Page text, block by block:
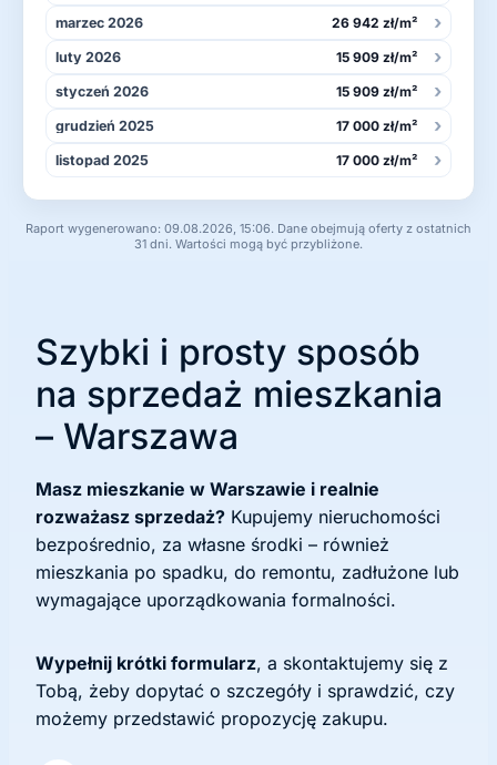
marzec 2026 26 942 zł/m² ›
luty 2026 15 909 zł/m² ›
styczeń 2026 15 909 zł/m² ›
grudzień 2025 17 000 zł/m² ›
listopad 2025 17 000 zł/m² ›
Raport wygenerowano: 09.08.2026, 15:06. Dane obejmują oferty z ostatnich
31 dni. Wartości mogą być przybliżone.
Szybki i prosty sposób
na sprzedaż mieszkania
– Warszawa
Masz mieszkanie w Warszawie i realnie
rozważasz sprzedaż? Kupujemy nieruchomości
bezpośrednio, za własne środki – również
mieszkania po spadku, do remontu, zadłużone lub
wymagające uporządkowania formalności.
Wypełnij krótki formularz, a skontaktujemy się z
Tobą, żeby dopytać o szczegóły i sprawdzić, czy
możemy przedstawić propozycję zakupu.